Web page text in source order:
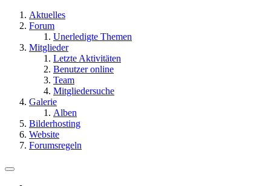
Aktuelles
Forum
Unerledigte Themen
Mitglieder
Letzte Aktivitäten
Benutzer online
Team
Mitgliedersuche
Galerie
Alben
Bilderhosting
Website
Forumsregeln